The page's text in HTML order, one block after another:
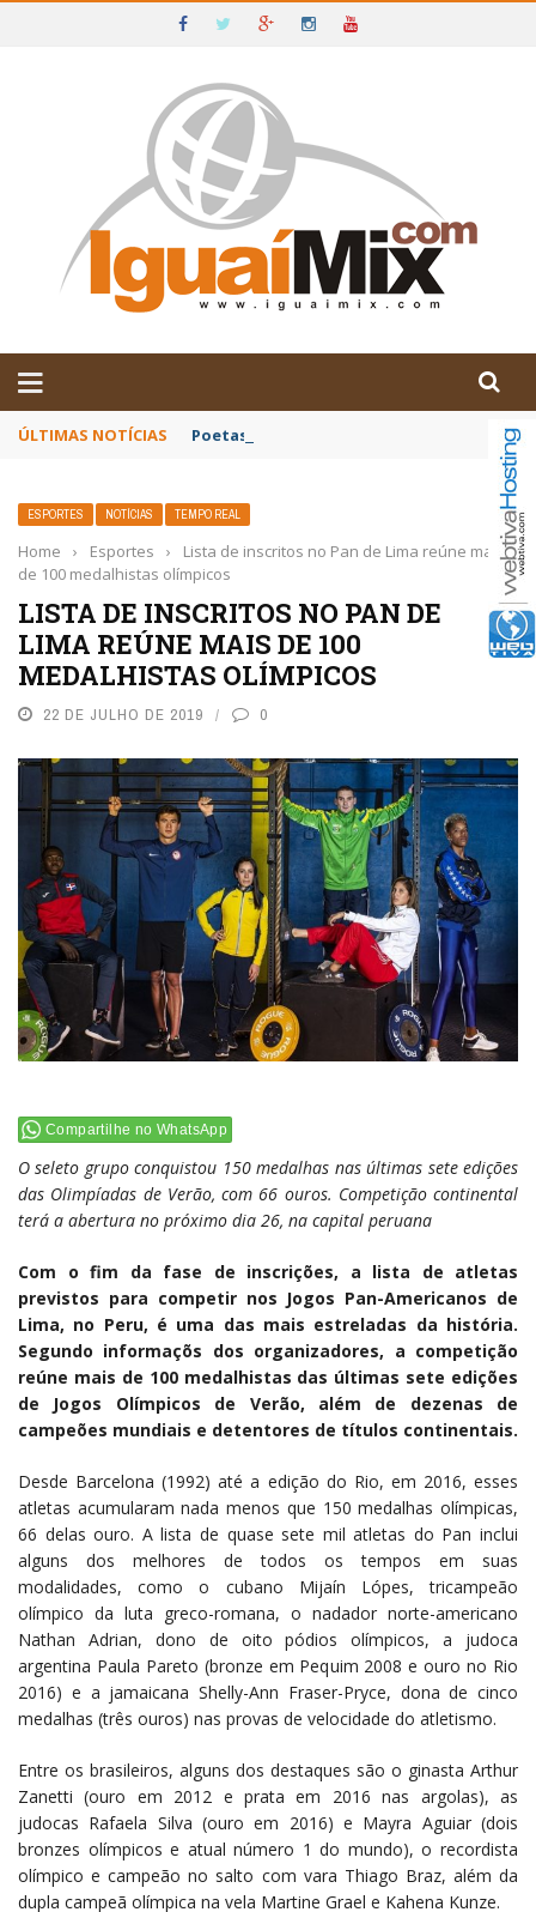
IGUAÍ E SUDOESTE DA BAHIA
ÚLTIMAS NOTÍCIAS Poetas baianos representam o Brasil no
ESPORTES NOTÍCIAS TEMPO REAL
Home › Esportes ›
Lista de inscritos no Pan de Lima reúne mais
de 100 medalhistas olímpicos
LISTA DE INSCRITOS NO PAN DE
LIMA REÚNE MAIS DE 100
MEDALHISTAS OLÍMPICOS
22 DE JULHO DE 2019 0
Compartilhe no WhatsApp
O seleto grupo conquistou 150 medalhas nas últimas sete edições
das Olimpíadas de Verão, com 66 ouros. Competição continental
terá a abertura no próximo dia 26, na capital peruana
Com o fim da fase de inscrições, a lista de atletas
previstos para competir nos Jogos Pan-Americanos de
Lima, no Peru, é uma das mais estreladas da história.
Segundo informaçõs dos organizadores, a competição
reúne mais de 100 medalhistas das últimas sete edições
de Jogos Olímpicos de Verão, além de dezenas de
campeões mundiais e detentores de títulos continentais.
Desde Barcelona (1992) até a edição do Rio, em 2016, esses
atletas acumularam nada menos que 150 medalhas olímpicas,
66 delas ouro. A lista de quase sete mil atletas do Pan inclui
alguns dos melhores de todos os tempos em suas
modalidades, como o cubano Mijaín Lópes, tricampeão
olímpico da luta greco-romana, o nadador norte-americano
Nathan Adrian, dono de oito pódios olímpicos, a judoca
argentina Paula Pareto (bronze em Pequim 2008 e ouro no Rio
2016) e a jamaicana Shelly-Ann Fraser-Pryce, dona de cinco
medalhas (três ouros) nas provas de velocidade do atletismo.
Entre os brasileiros, alguns dos destaques são o ginasta Arthur
Zanetti (ouro em 2012 e prata em 2016 nas argolas), as
judocas Rafaela Silva (ouro em 2016) e Mayra Aguiar (dois
bronzes olímpicos e atual número 1 do mundo), o recordista
olímpico e campeão no salto com vara Thiago Braz, além da
dupla campeã olímpica na vela Martine Grael e Kahena Kunze.